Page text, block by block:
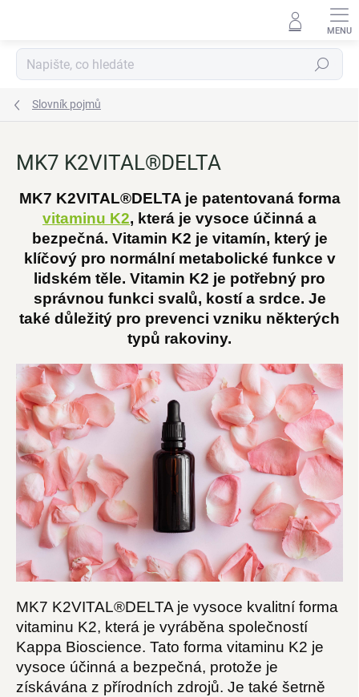
Hledat
Slovník pojmů
MK7 K2VITAL®DELTA
MK7 K2VITAL®DELTA je patentovaná forma
vitaminu K2, která je vysoce účinná a
bezpečná. Vitamin K2 je vitamín, který je
klíčový pro normální metabolické funkce v
lidském těle. Vitamin K2 je potřebný pro
správnou funkci svalů, kostí a srdce. Je
také důležitý pro prevenci vzniku některých
typů rakoviny.
MK7 K2VITAL®DELTA je vysoce kvalitní forma
vitaminu K2, která je vyráběna společností
Kappa Bioscience. Tato forma vitaminu K2 je
vysoce účinná a bezpečná, protože je
získávána z přírodních zdrojů. Je také šetrně